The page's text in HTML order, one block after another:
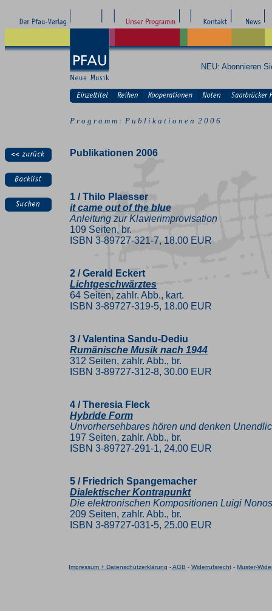
NEU: Abonnieren
P r o g r a m m : P u b l i k a t i o n e n 2 0 0 6
Publikationen 2006
1 / Thilo Plaesser
it came out of the blue
Anleitung zur Klavierimprovisation
109 Seiten, br.
ISBN 3-89727-321-7, 18.00 EUR
2 / Gerald Eckert
Lichtgeschwärztes
64 Seiten, zahlr. Abb., kart.
ISBN 3-89727-319-5, 18.00 EUR
3 / Valentina Sandu-Dediu
Rumänische Musik nach 1944
312 Seiten, zahlr. Abb., br.
ISBN 3-89727-312-8, 30.00 EUR
4 / Theresia Fleck
Hybride Form
Unvorhersehbares hören und denken
197 Seiten, zahlr. Abb., br.
ISBN 3-89727-291-1, 24.00 EUR
5 / Friedrich Spangemacher
Dialektischer Kontrapunkt
Die elektronischen Kompositionen Luigi
209 Seiten, zahlr. Abb., br.
ISBN 3-89727-031-5, 25.00 EUR
Impressum + Datenschutzerklärung -AGB - Widerrufsrecht - Muster-